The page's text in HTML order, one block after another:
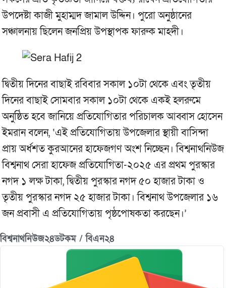
উপদেষ্টা কাজী মুহাম্মদ জামাল উদ্দিন। পুরো অনুষ্ঠানের
সঞ্চালনায় ছিলেন জনপ্রিয় উপস্থাপক ফারুক মাহদী।
দ্বিতীয় দিনের বাছাই রবিবার সকাল ১০টা থেকে এবং তৃতীয়
দিনের বাছাই সোমবার সকাল ১০টা থেকে একই হলরুমে
অনুষ্ঠিত হবে জানিয়ে প্রতিযোগিতার পরিচালক আব্বাস হোসেন
ইমরান বলেন, ‘এই প্রতিযোগিতায় উপজেলার স্থায়ী বাসিন্দা
প্রায় অর্ধশত কুরআনের হাফেজগণ অংশ নিচ্ছেন। বিশ্বনাথনিউজ
বিশ্বনাথ সেরা হাফেজ প্রতিযোগিতা-২০২৫ এর প্রথম পুরস্কার
নগদ ১ লক্ষ টাকা, দ্বিতীয় পুরস্কার নগদ ৫০ হাজার টাকা ও
তৃতীয় পুরস্কার নগদ ২৫ হাজার টাকা। বিশ্বনাথ উপজেলার ১৬
জন প্রবাসী এ প্রতিযোগিতায় পৃষ্ঠপোষকতা করছেন।’
বিশ্বনাথনিউজ২৪ডটকম / বিএন২৪